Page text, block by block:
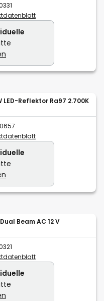
LED-Reflektor Ra97 2.700K
Beam AC 12 V